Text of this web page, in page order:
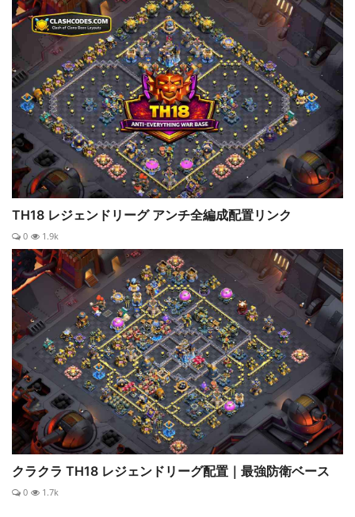
TH18 レジェンドリーグ アンチ全編成配置リンク
0 1.9k
クラクラ TH18 レジェンドリーグ配置｜最強防衛ベース
0 1.7k